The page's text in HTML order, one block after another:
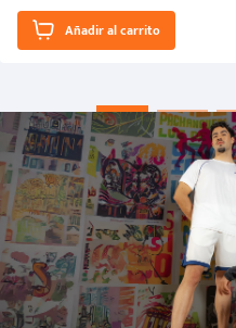
El Rugido del Sol Naciente:
“Primeros para la Et...
Añadir al carrito